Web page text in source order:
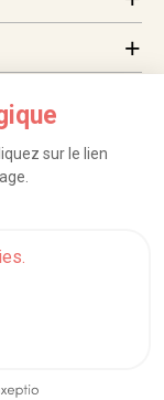
sur le lien
des données